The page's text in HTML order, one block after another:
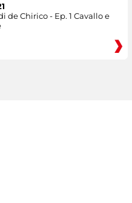
de Chirico - Ep. 1 Cavallo e